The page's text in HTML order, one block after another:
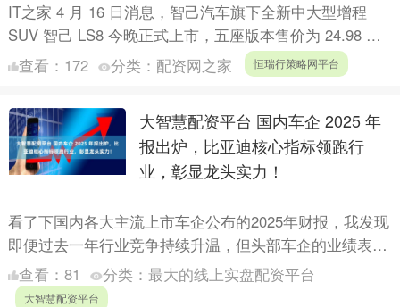
IT之家 4 月 16 日消息，智己汽车旗下全新中大型增程
SUV 智己 LS8 今晚正式上市，五座版本售价为 24.98 万
元起，六座版本售价为 26.98 ....
查看： 172 分类： 配资网之家 恒瑞行策略网平台
大智慧配资平台 国内车企 2025 年
报出炉，比亚迪核心指标领跑行
业，彰显龙头实力！
看了下国内各大主流上市车企公布的2025年财报，我发现
即便过去一年行业竞争持续升温，但头部车企的业绩表现
的却很稳。其中比亚迪更是凭借着亮眼成绩脱颖而出，其
全年实....
查看： 81 分类： 最大的线上实盘配资平台
大智慧配资平台